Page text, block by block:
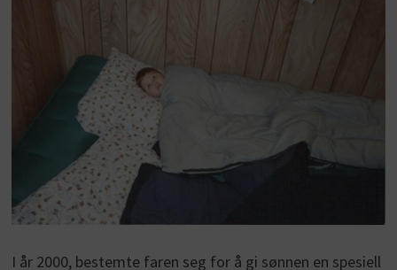
I år 2000, bestemte faren seg for å gi sønnen en spesiell